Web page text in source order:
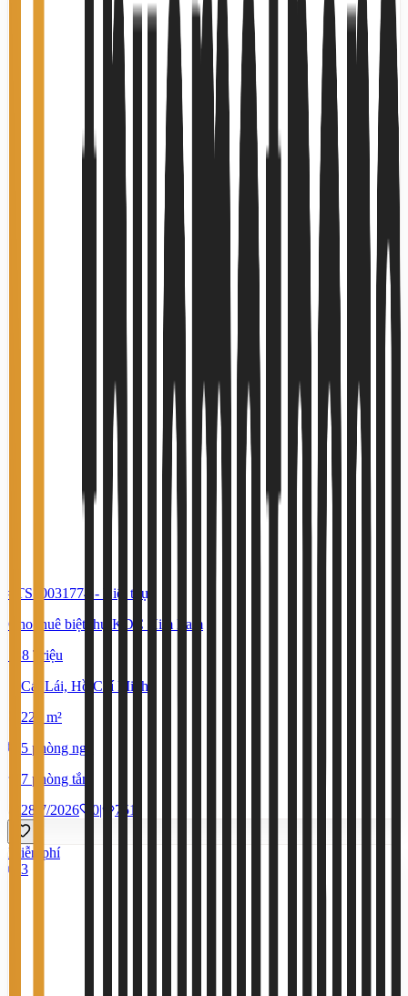
#TS50031774 -
Biệt thự
Cho thuê biệt thự KDC Him Lam
118 Triệu
Cát Lái, Hồ Chí Minh
220 m²
5 phòng ngủ
7 phòng tắm
28/7/2026
0| 751
Miễn phí
3